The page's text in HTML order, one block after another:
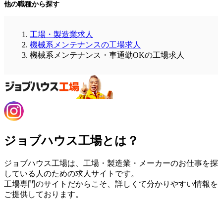
他の職種から探す
工場・製造業求人
機械系メンテナンスの工場求人
機械系メンテナンス・車通勤OKの工場求人
ジョブハウス工場とは？
ジョブハウス工場は、工場・製造業・メーカーのお仕事を探
している人のための求人サイトです。
工場専門のサイトだからこそ、詳しくて分かりやすい情報を
ご提供しております。